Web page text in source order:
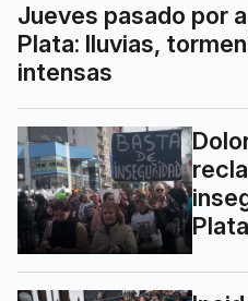
Jueves pasado por
Plata: lluvias,
intensas
Plata